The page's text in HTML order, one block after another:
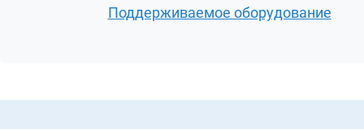
Поддерживаемое оборудование